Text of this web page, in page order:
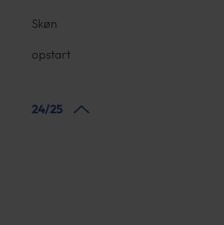
Skøn
opstart
24/25